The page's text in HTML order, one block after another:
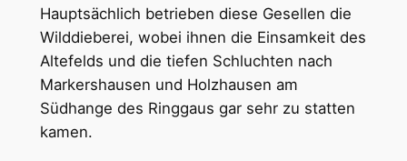
Hauptsächlich betrieben diese Gesellen die
Wilddieberei, wobei ihnen die Einsamkeit des
Altefelds und die tiefen Schluchten nach
Markershausen und Holzhausen am
Südhange des Ringgaus gar sehr zu statten
kamen.